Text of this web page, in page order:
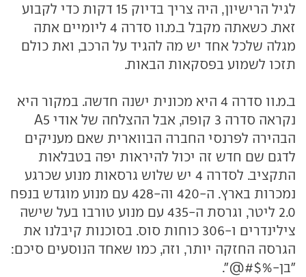
לגיל הרישיון, היה צריך בדיוק 15 דקות כדי לקבוע
זאת. כשאתה מקבל ב.מ.וו סדרה 4 ליומיים אתה
מגלה שלכל אחד יש מה להגיד על הרכב, ואת כולם
תזכו לשמוע בפסקאות הבאות.
ב.מ.וו סדרה 4 היא מכונית ישנה חדשה. במקור היא
נקראה סדרה 3 קופה, אבל ההצלחה של אודי A5
הבהירה לפרנסי החברה הבווארית שאם מעניקים
לדגם שם חדש זה יכול להיראות יפה בטבלאות
התקציב. לסדרה 4 יש שלוש גרסאות מנוע שכרגע
נמכרות בארץ. ה-420 וה-428 עם מנוע מוגדש בנפח
2.0 ליטר, וגרסת ה-435 עם מנוע טורבו בעל שישה
צילינדרים ו-306 כוחות סוס. בסוכנות קיבלנו את
הגרסה החזקה יותר, וזה, כמו שאחד הנוסעים סיכם:
"בן-%$#@".